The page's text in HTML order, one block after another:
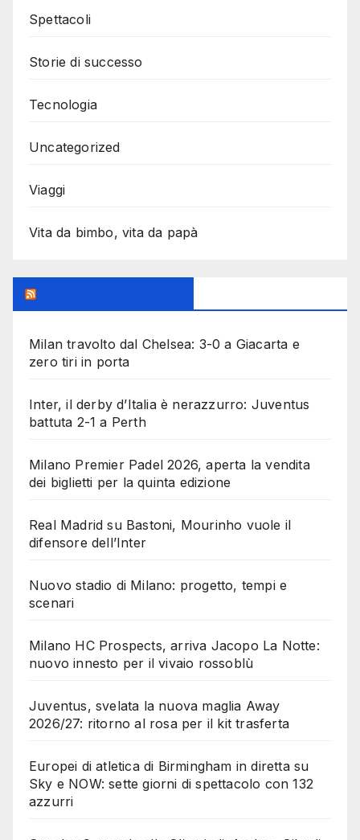
Spettacoli
Storie di successo
Tecnologia
Uncategorized
Viaggi
Vita da bimbo, vita da papà
Milan travolto dal Chelsea: 3-0 a Giacarta e
zero tiri in porta
Inter, il derby d’Italia è nerazzurro: Juventus
battuta 2-1 a Perth
Milano Premier Padel 2026, aperta la vendita
dei biglietti per la quinta edizione
Real Madrid su Bastoni, Mourinho vuole il
difensore dell’Inter
Nuovo stadio di Milano: progetto, tempi e
scenari
Milano HC Prospects, arriva Jacopo La Notte:
nuovo innesto per il vivaio rossoblù
Juventus, svelata la nuova maglia Away
2026/27: ritorno al rosa per il kit trasferta
Europei di atletica di Birmingham in diretta su
Sky e NOW: sette giorni di spettacolo con 132
azzurri